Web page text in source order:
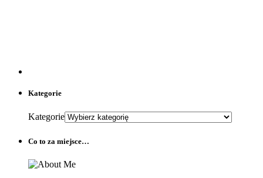
Kategorie
Kategorie
Co to za miejsce…